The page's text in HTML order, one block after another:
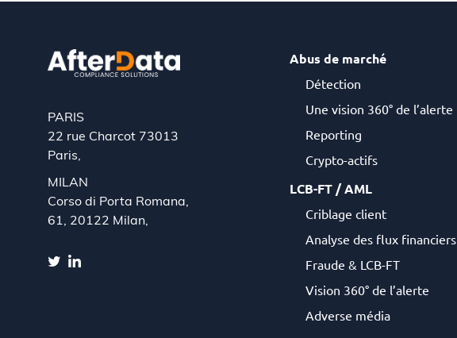
PARIS
22 rue Charcot 73013
Paris,
MILAN
Corso di Porta Romana,
61, 20122 Milan,
Abus de marché
Détection
Une vision 360° de l’alerte
Reporting
Crypto-actifs
LCB-FT / AML
Criblage client
Analyse des flux financiers
Fraude & LCB-FT
Vision 360° de l’alerte
Adverse média